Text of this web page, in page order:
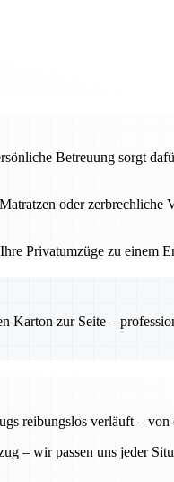
Betreuung sorgt
oder zerbrechliche
Privatumzüge zu einem
Karton zur Seite –
reibungslos verläuft –
– wir passen uns jeder